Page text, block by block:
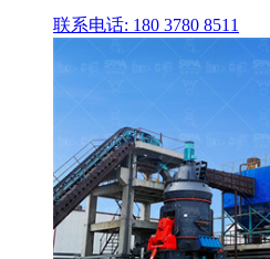
联系电话: 180 3780 8511